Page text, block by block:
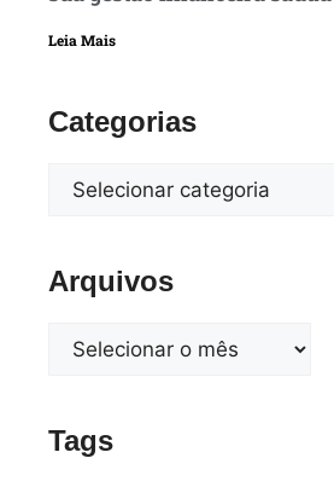
Leia Mais
Categorias
Arquivos
Tags